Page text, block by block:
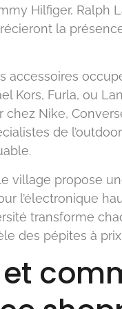
Hilfiger,
la
accessoires
Kors, Furla, ou
Nike,
de
village propose
l’électronique
transforme
des pépites à